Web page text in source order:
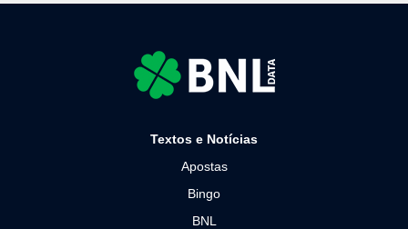
Textos e Notícias
Apostas
Bingo
BNL